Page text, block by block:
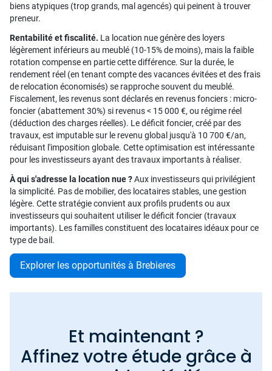
biens atypiques (trop grands, mal agencés) qui peinent à trouver
preneur.
Rentabilité et fiscalité. La location nue génère des loyers
légèrement inférieurs au meublé (10-15% de moins), mais la faible
rotation compense en partie cette différence. Sur la durée, le
rendement réel (en tenant compte des vacances évitées et des frais
de relocation économisés) se rapproche souvent du meublé.
Fiscalement, les revenus sont déclarés en revenus fonciers : micro-
foncier (abattement 30%) si revenus < 15 000 €, ou régime réel
(déduction des charges réelles). Le déficit foncier, créé par des
travaux, est imputable sur le revenu global jusqu'à 10 700 €/an,
réduisant l'imposition globale. Cette optimisation est intéressante
pour les investisseurs ayant des travaux importants à réaliser.
À qui s'adresse la location nue ?Aux investisseurs qui privilégient
la simplicité. Pas de mobilier, des locataires stables, une gestion
légère. Cette stratégie convient aux profils prudents ou aux
investisseurs qui souhaitent utiliser le déficit foncier (travaux
importants). Les familles constituent des locataires idéaux pour ce
type de bail.
Explorer les opportunités à Brebieres
Et maintenant ?
Affinez votre étude grâce à